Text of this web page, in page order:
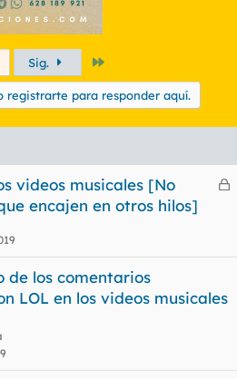
Sig.
registrarte para responder aquí.
C
a
videos musicales [No
encajen en otros hilos]
de los comentarios
LOL en los videos musicales